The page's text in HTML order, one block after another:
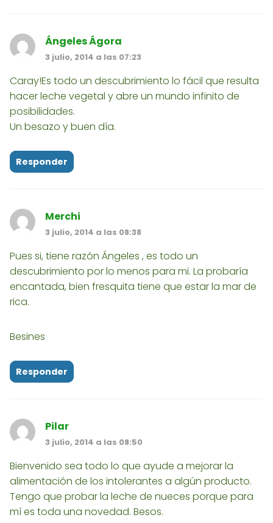
Ángeles Ágora
3 julio, 2014 a las 07:23
Caray!Es todo un descubrimiento lo fácil que resulta
hacer leche vegetal y abre un mundo infinito de
posibilidades.
Un besazo y buen día.
Responder
Merchi
3 julio, 2014 a las 08:38
Pues si, tiene razón Ángeles , es todo un
descubrimiento por lo menos para mi. La probaría
encantada, bien fresquita tiene que estar la mar de
rica.
Besines
Responder
Pilar
3 julio, 2014 a las 08:50
Bienvenido sea todo lo que ayude a mejorar la
alimentación de los intolerantes a algún producto.
Tengo que probar la leche de nueces porque para
mí es toda una novedad. Besos.